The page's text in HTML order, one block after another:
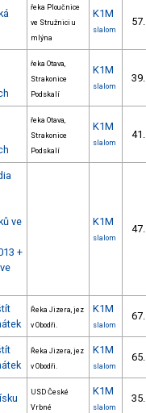
řeka Ploučnice
ve Stružnici u
mlýna
K1M
slalom
57.
řeka Otava,
Strakonice
Podskalí
K1M
slalom
39.
řeka Otava,
Strakonice
Podskalí
K1M
slalom
41.
ve
+
K1M
slalom
47.
Řeka Jizera, jez
v Obodři.
K1M
slalom
67.
Řeka Jizera, jez
v Obodři.
K1M
slalom
65.
USD České
Vrbné
K1M
slalom
35.